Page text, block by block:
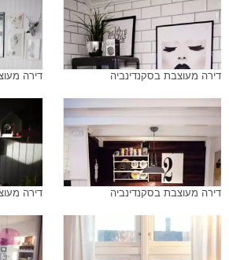
דירה מעוצבת בסקנדינביה דירה
דירה מעוצבת בסקנדינביה דירה